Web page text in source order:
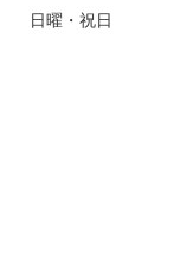
日曜・祝日